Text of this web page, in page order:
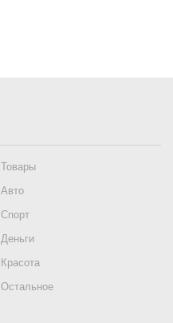
Товары
Авто
Спорт
Деньги
Красота
Остальное